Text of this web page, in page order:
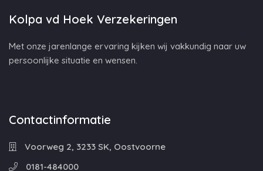
Kolpa vd Hoek Verzekeringen
Met onze jarenlange ervaring kijken wij vakkundig naar uw
persoonlijke situatie en wensen.
Contactinformatie
Voorweg 2, 3233 SK, Oostvoorne
0181-484000